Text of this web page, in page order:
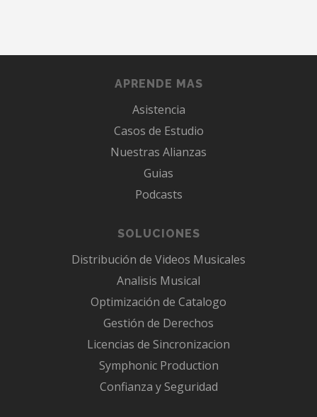
APRENDE MAS
Asistencia
Casos de Estudio
Nuestras Alianzas
Guias
Podcasts
SOLUCIONES
Distribución de Videos Musicales
Analisis Musical
Optimización de Catalogo
Gestión de Derechos
Licencias de Sincronizacion
Symphonic Production
Confianza y Seguridad